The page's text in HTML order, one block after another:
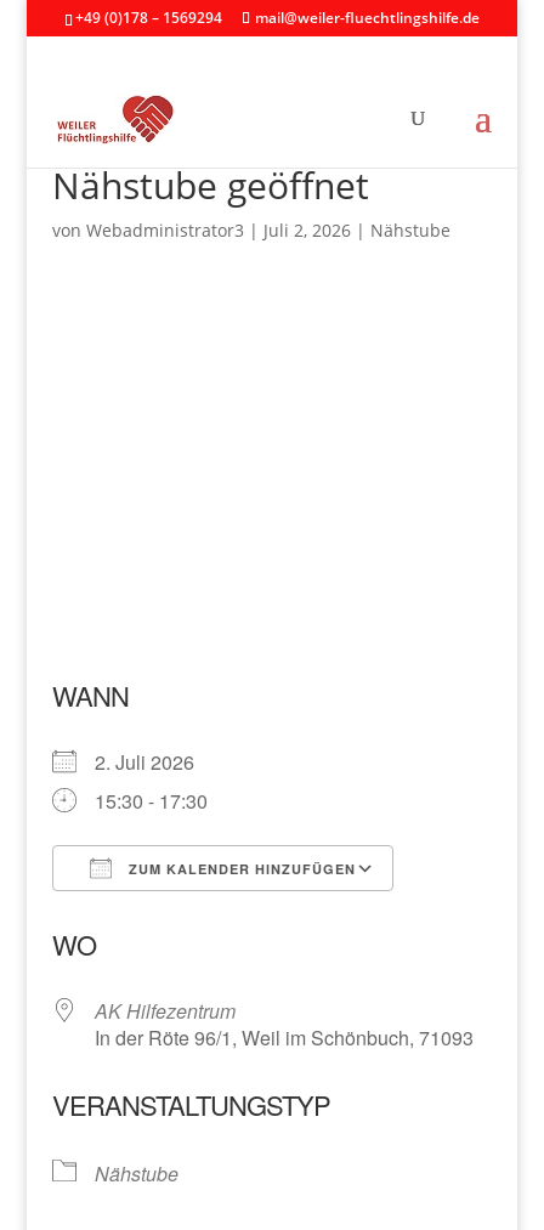
+49 (0)178 – 1569294 mail@weiler-fluechtlingshilfe.de
Nähstube geöffnet
von Webadministrator3 | Juli 2, 2026| Nähstube
WANN
2. Juli 2026
15:30 - 17:30
ZUM KALENDER HINZUFÜGEN
WO
AK Hilfezentrum
In der Röte 96/1, Weil im Schönbuch, 71093
VERANSTALTUNGSTYP
Nähstube